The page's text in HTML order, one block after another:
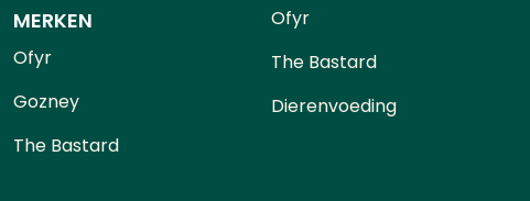
MERKEN
Ofyr
Gozney
The Bastard
Ofyr
The Bastard
Dierenvoeding